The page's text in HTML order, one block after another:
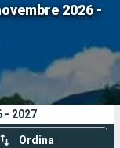
2026 -
- 2027
Ordina